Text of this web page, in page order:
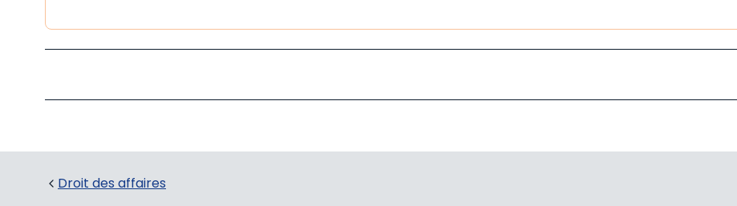
Droit des affaires